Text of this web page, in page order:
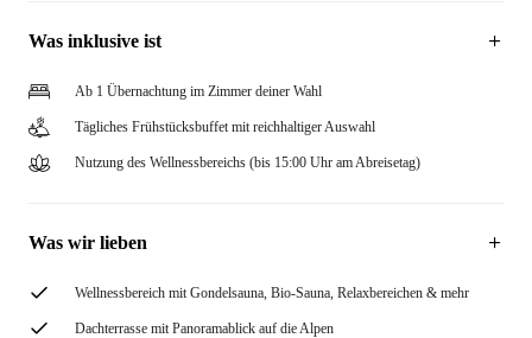
Was inklusive ist
Ab 1 Übernachtung im Zimmer deiner Wahl
Tägliches Frühstücksbuffet mit reichhaltiger Auswahl
Nutzung des Wellnessbereichs (bis 15:00 Uhr am Abreisetag)
Was wir lieben
Wellnessbereich mit Gondelsauna, Bio-Sauna, Relaxbereichen & mehr
Dachterrasse mit Panoramablick auf die Alpen